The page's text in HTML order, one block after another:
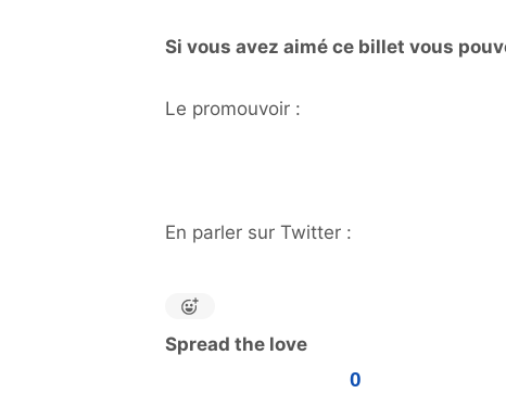
Si vous avez aimé ce billet vous
Le promouvoir :
En parler sur Twitter :
Spread the love
0